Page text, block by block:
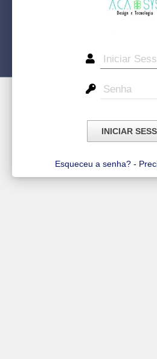
Esqueceu a senha? -